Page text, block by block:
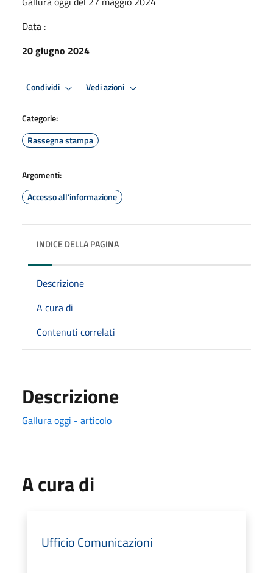
Data :
20 giugno 2024
Condividi Vedi azioni
Categorie:
Rassegna stampa
Argomenti:
Accesso all'informazione
INDICE DELLA PAGINA
Descrizione
A cura di
Contenuti correlati
Descrizione
Gallura oggi - articolo
A cura di
Ufficio Comunicazioni